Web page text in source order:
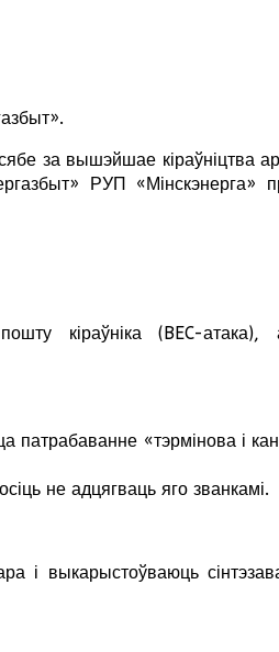
за вышэйшае кіраўніцтва
РУП «Мінскэнерга»
кіраўніка (BEC-
«тэрмінова і
не адцягваць яго званкамі.
выкарыстоўваюць